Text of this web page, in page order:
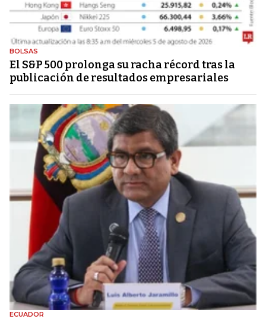
BOLSAS
El S&P 500 prolonga su racha récord tras la
publicación de resultados empresariales
ECUADOR